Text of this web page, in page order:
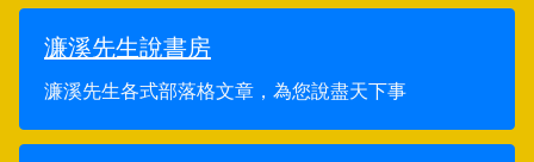
濂溪先生說書房
濂溪先生各式部落格文章，為您說盡天下事